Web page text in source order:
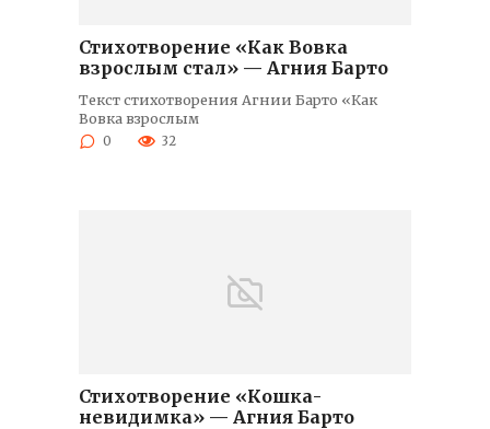
Стихотворение «Как Вовка
взрослым стал» — Агния Барто
Текст стихотворения Агнии Барто «Как
Вовка взрослым
0 32
Стихотворение «Кошка-
невидимка» — Агния Барто